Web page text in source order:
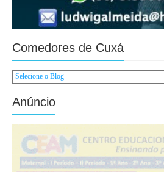
Comedores de Cuxá
Anúncio